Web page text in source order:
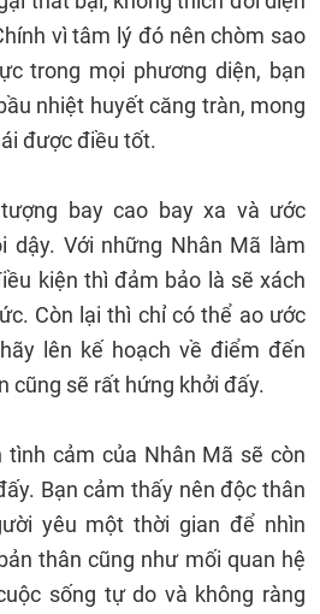
vì tâm lý đó nên chòm sao
trong mọi phương diện, bạn
nhiệt huyết căng tràn, mong
được điều tốt.
bay cao bay xa và ước
dậy. Với những Nhân Mã làm
kiện thì đảm bảo là sẽ xách
Còn lại thì chỉ có thể ao ước
lên kế hoạch về điểm đến
cũng sẽ rất hứng khởi đấy.
tình cảm của Nhân Mã sẽ còn
Bạn cảm thấy nên độc thân
yêu một thời gian để nhìn
thân cũng như mối quan hệ
sống tự do và không ràng